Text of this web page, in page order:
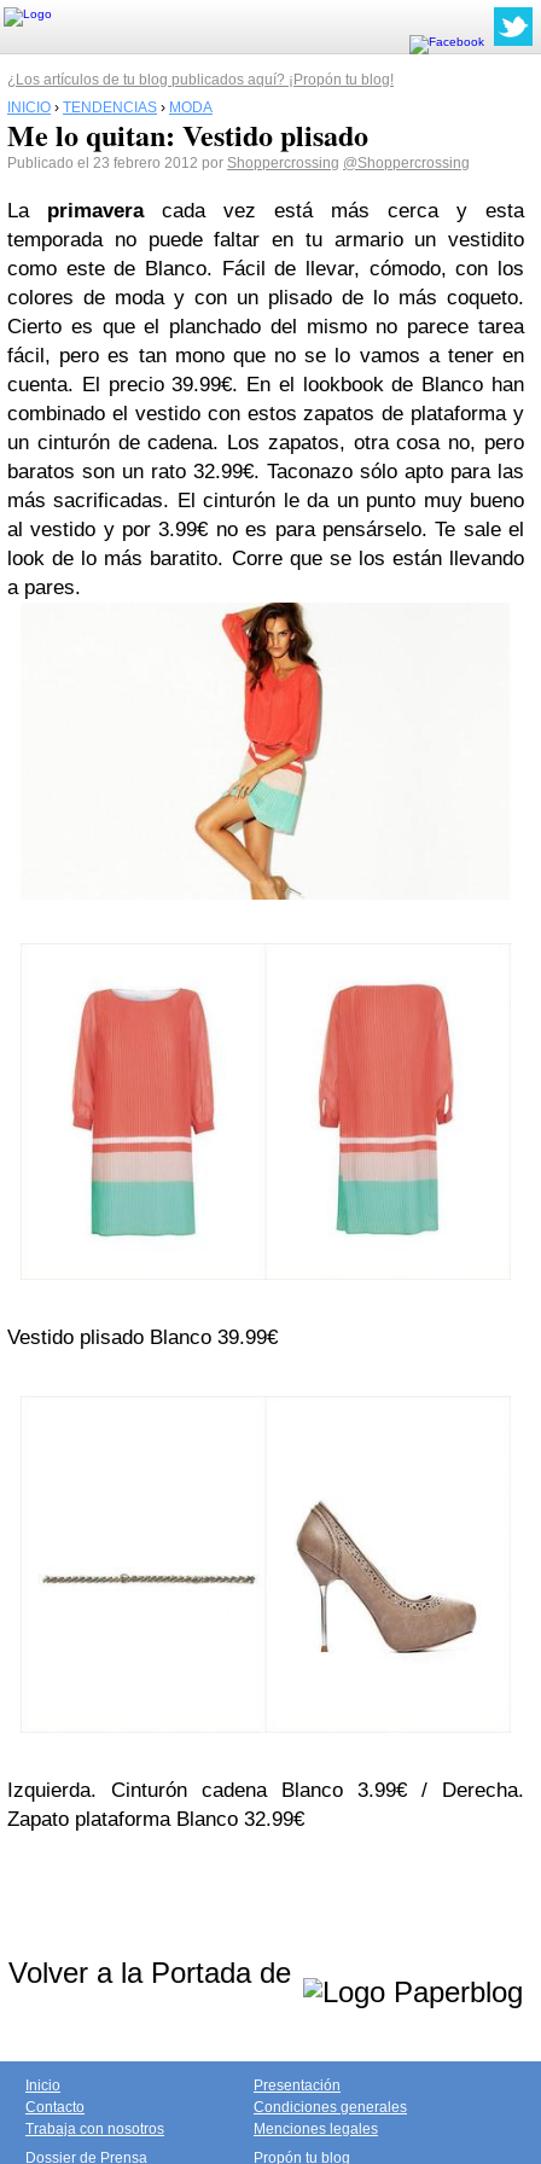
¿Los artículos de tu blog publicados aquí? ¡Propón tu blog!
INICIO › TENDENCIAS › MODA
Me lo quitan: Vestido plisado
Publicado el 23 febrero 2012 por Shoppercrossing @Shoppercrossing
La primaveracada vez está más cerca y esta
temporada no puede faltar en tu armario un vestidito
como este de Blanco. Fácil de llevar, cómodo, con los
colores de moda y con un plisado de lo más coqueto.
Cierto es que el planchado del mismo no parece tarea
fácil, pero es tan mono que no se lo vamos a tener en
cuenta. El precio 39.99€. En el lookbook de Blanco han
combinado el vestido con estos zapatos de plataforma y
un cinturón de cadena. Los zapatos, otra cosa no, pero
baratos son un rato 32.99€. Taconazo sólo apto para las
más sacrificadas. El cinturón le da un punto muy bueno
al vestido y por 3.99€ no es para pensárselo. Te sale el
look de lo más baratito. Corre que se los están llevando
a pares.
Vestido plisado Blanco 39.99€
Izquierda. Cinturón cadena Blanco 3.99€ / Derecha.
Zapato plataforma Blanco 32.99€
Volver a la Portada de
Inicio
Contacto
Trabaja con nosotros
Presentación
Condiciones generales
Menciones legales
Dossier de Prensa
Propón tu blog